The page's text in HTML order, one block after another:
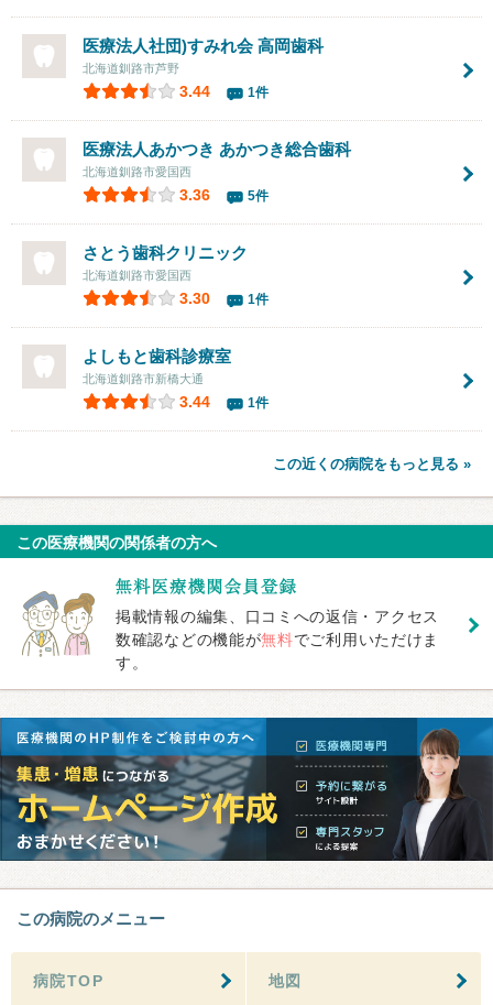
医療法人社団)すみれ会 高岡歯科
北海道釧路市芦野
3.44 1件
医療法人あかつき あかつき総合歯科
北海道釧路市愛国西
3.36 5件
さとう歯科クリニック
北海道釧路市愛国西
3.30 1件
よしもと歯科診療室
北海道釧路市新橋大通
3.44 1件
この近くの病院をもっと見る »
この医療機関の関係者の方へ
掲載情報の編集、口コミへの返信・アクセス
数確認などの機能が無料でご利用いただけま
す。
この病院のメニュー
病院TOP 地図